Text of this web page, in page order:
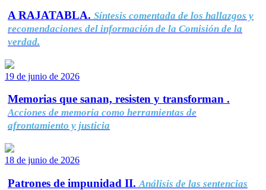
A RAJATABLA. Síntesis comentada de los hallazgos y
recomendaciones del información de la Comisión de la
verdad.
19 de junio de 2026
Memorias que sanan, resisten y transforman .
Acciones de memoria como herramientas de
afrontamiento y justicia
18 de junio de 2026
Patrones de impunidad II. Análisis de las sentencias